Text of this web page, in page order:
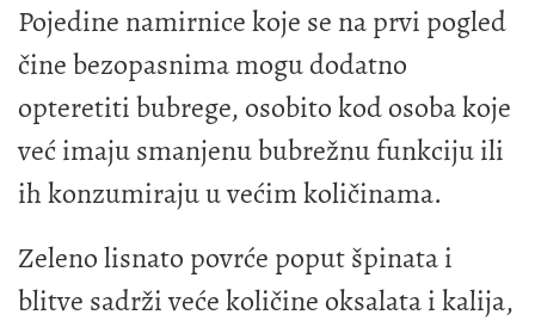
Pojedine namirnice koje se na prvi pogled
čine bezopasnima mogu dodatno
opteretiti bubrege, osobito kod osoba koje
već imaju smanjenu bubrežnu funkciju ili
ih konzumiraju u većim količinama.
Zeleno lisnato povrće poput špinata i
blitve sadrži veće količine oksalata i kalija,